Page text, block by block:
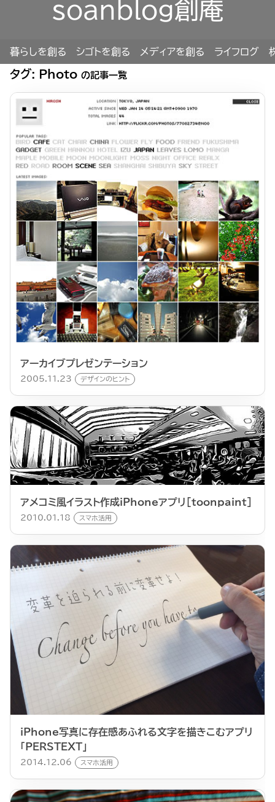
soanblog創庵
暮らしを創る シゴトを創る メディアを創る ライフログ
タグ: Photo の記事一覧
アーカイブプレゼンテーション
2005.11.23 デザインのヒント
アメコミ風イラスト作成iPhoneアプリ[toonpaint]
2010.01.18 スマホ活用
iPhone写真に存在感あふれる文字を描きこむアプリ
「PERSTEXT」
2014.12.06 スマホ活用